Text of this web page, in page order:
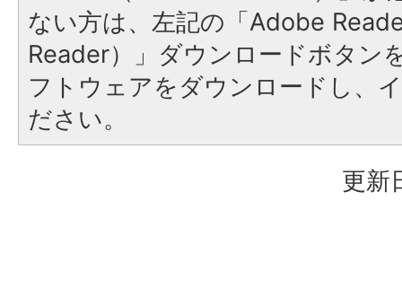
ない方は、左記の「Adobe
Reader）」ダウンロードボタン
フトウェアをダウンロードし、
ださい。
更新